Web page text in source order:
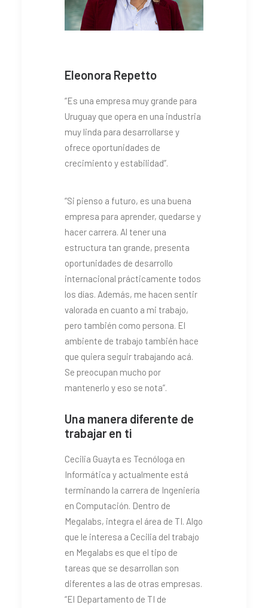
Eleonora Repetto
“Es una empresa muy grande para
Uruguay que opera en una industria
muy linda para desarrollarse y
ofrece oportunidades de
crecimiento y estabilidad”.
“Si pienso a futuro, es una buena
empresa para aprender, quedarse y
hacer carrera. Al tener una
estructura tan grande, presenta
oportunidades de desarrollo
internacional prácticamente todos
los días. Además, me hacen sentir
valorada en cuanto a mi trabajo,
pero también como persona. El
ambiente de trabajo también hace
que quiera seguir trabajando acá.
Se preocupan mucho por
mantenerlo y eso se nota”.
Una manera diferente de
trabajar en ti
Cecilia Guayta es Tecnóloga en
Informática y actualmente está
terminando la carrera de Ingeniería
en Computación. Dentro de
Megalabs, integra el área de TI. Algo
que le interesa a Cecilia del trabajo
en Megalabs es que el tipo de
tareas que se desarrollan son
diferentes a las de otras empresas.
“El Departamento de TI de